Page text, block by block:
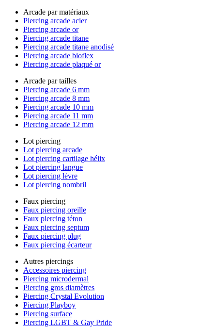
Arcade par matériaux
Piercing arcade acier
Piercing arcade or
Piercing arcade titane
Piercing arcade titane anodisé
Piercing arcade bioflex
Piercing arcade plaqué or
Arcade par tailles
Piercing arcade 6 mm
Piercing arcade 8 mm
Piercing arcade 10 mm
Piercing arcade 11 mm
Piercing arcade 12 mm
Lot piercing
Lot piercing arcade
Lot piercing cartilage hélix
Lot piercing langue
Lot piercing lèvre
Lot piercing nombril
Faux piercing
Faux piercing oreille
Faux piercing téton
Faux piercing septum
Faux piercing plug
Faux piercing écarteur
Autres piercings
Accessoires piercing
Piercing microdermal
Piercing gros diamètres
Piercing Crystal Evolution
Piercing Playboy
Piercing surface
Piercing LGBT & Gay Pride